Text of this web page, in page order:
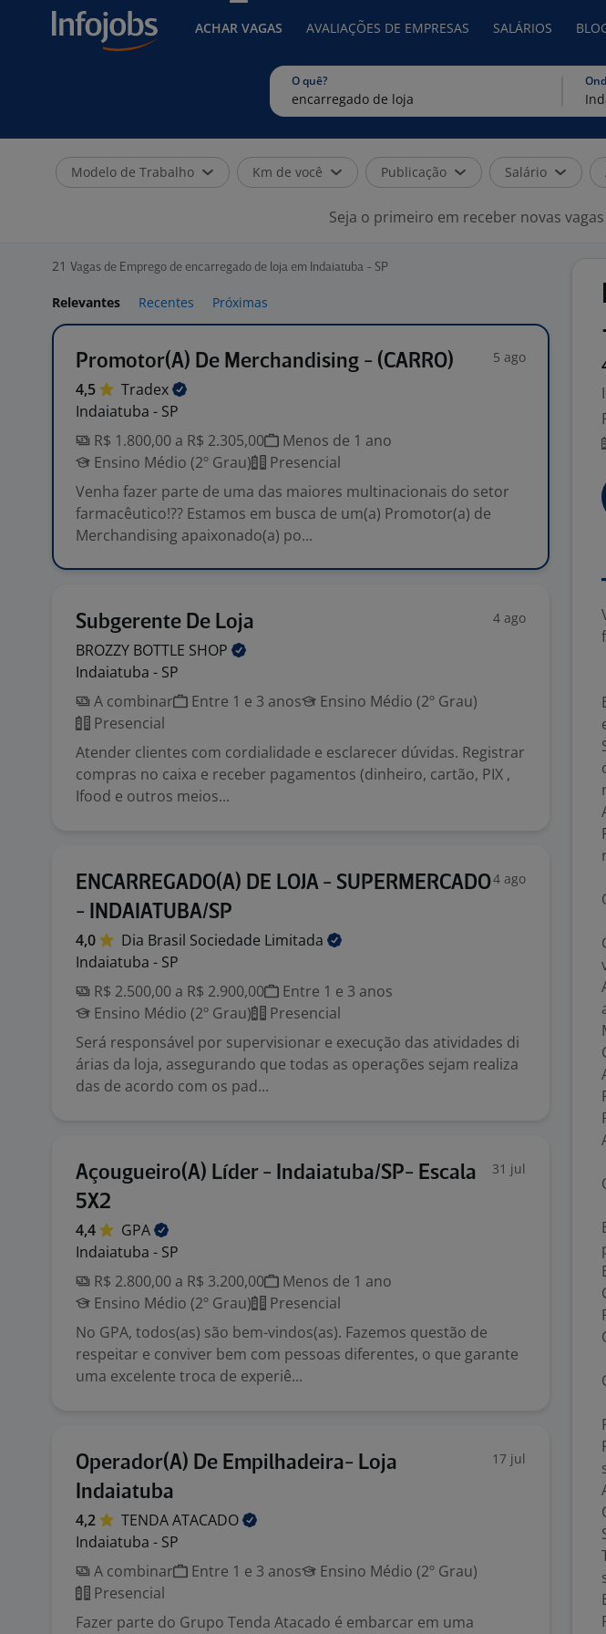
ACHAR VAGAS AVALIAÇÕES DE EMPRESAS SALÁRIOS
O quê?
Modelo de Trabalho Km de você Publicação Salário
Seja o primeiro em receber novas
21 Vagas de Emprego de encarregado de loja em Indaiatuba - SP
Relevantes Recentes Próximas
Promotor(A) De Merchandising - (CARRO) 5 ago
4,5
Tradex
Indaiatuba - SP
R$ 1.800,00 a R$ 2.305,00
Menos de 1 ano
Ensino Médio (2º Grau)
Presencial
Venha fazer parte de uma das maiores multinacionais do setor
farmacêutico!?? Estamos em busca de um(a) Promotor(a) de
Merchandising apaixonado(a) po...
Subgerente De Loja 4 ago
BROZZY BOTTLE SHOP
Indaiatuba - SP
A combinar
Entre 1 e 3 anos
Ensino Médio (2º Grau)
Presencial
Atender clientes com cordialidade e esclarecer dúvidas. Registrar
compras no caixa e receber pagamentos (dinheiro, cartão, PIX ,
Ifood e outros meios...
ENCARREGADO(A) DE LOJA - SUPERMERCADO
- INDAIATUBA/SP
4 ago
4,0 Dia Brasil Sociedade Limitada
Indaiatuba - SP
R$ 2.500,00 a R$ 2.900,00
Entre 1 e 3 anos
Ensino Médio (2º Grau)
Presencial
Será responsável por supervisionar e execução das atividades di
árias da loja, assegurando que todas as operações sejam realiza
das de acordo com os pad...
Açougueiro(A) Líder - Indaiatuba/SP- Escala
5X2
31 jul
4,4
GPA
Indaiatuba - SP
R$ 2.800,00 a R$ 3.200,00
Menos de 1 ano
Ensino Médio (2º Grau)
Presencial
No GPA, todos(as) são bem-vindos(as). Fazemos questão de
respeitar e conviver bem com pessoas diferentes, o que garante
uma excelente troca de experiê...
Operador(A) De Empilhadeira- Loja
Indaiatuba
17 jul
4,2 TENDAATACADO
Indaiatuba - SP
A combinar
Entre 1 e 3 anos
Ensino Médio (2º Grau)
Presencial
Fazer parte do Grupo Tenda Atacado é embarcar em uma